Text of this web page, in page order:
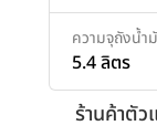
ความจุถังน้ำ
5.4 ลิตร
ร้านค้าตัว